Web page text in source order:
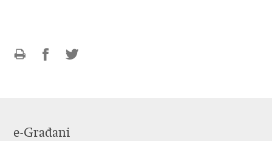
e-Građani